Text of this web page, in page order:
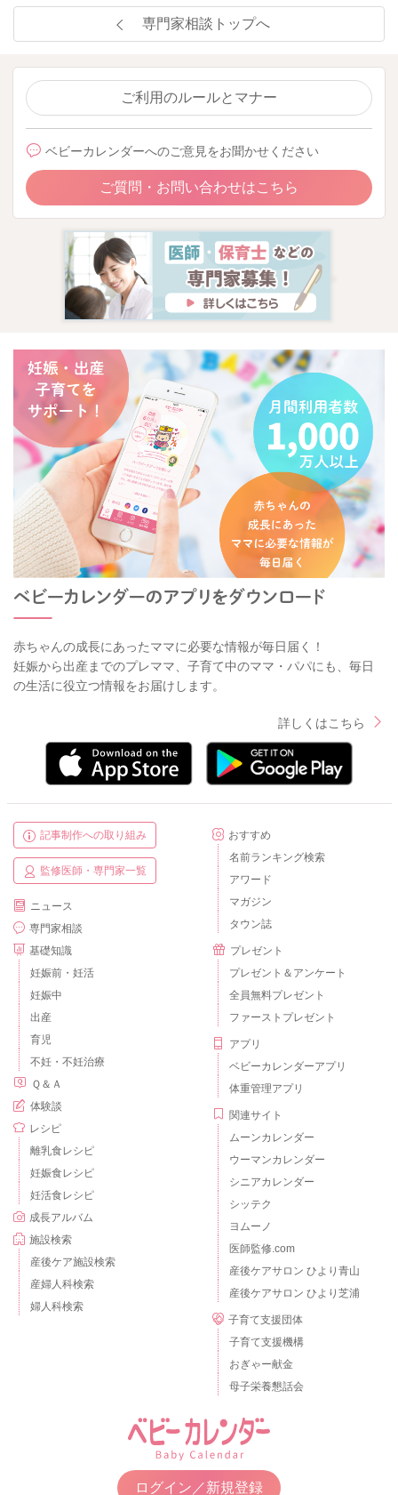
専門家相談トップへ
ご利用のルールとマナー
ベビーカレンダーへのご意見をお聞かせください
ご質問・お問い合わせはこちら
赤ちゃんの成長にあったママに必要な情報が毎日届く！
妊娠から出産までのプレママ、子育て中のママ・パパにも、毎日
の生活に役立つ情報をお届けします。
詳しくはこちら
記事制作への取り組み
監修医師・専門家一覧
ニュース
専門家相談
基礎知識
妊娠前・妊活
妊娠中
出産
育児
不妊・不妊治療
Ｑ＆Ａ
体験談
レシピ
離乳食レシピ
妊娠食レシピ
妊活食レシピ
成長アルバム
施設検索
産後ケア施設検索
産婦人科検索
婦人科検索
おすすめ
名前ランキング検索
アワード
マガジン
タウン誌
プレゼント
プレゼント＆アンケート
全員無料プレゼント
ファーストプレゼント
アプリ
ベビーカレンダーアプリ
体重管理アプリ
関連サイト
ムーンカレンダー
ウーマンカレンダー
シニアカレンダー
シッテク
ヨムーノ
医師監修.com
産後ケアサロン ひより青山
産後ケアサロン ひより芝浦
子育て支援団体
子育て支援機構
おぎゃー献金
母子栄養懇話会
ログイン／新規登録